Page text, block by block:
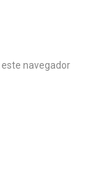
navegador